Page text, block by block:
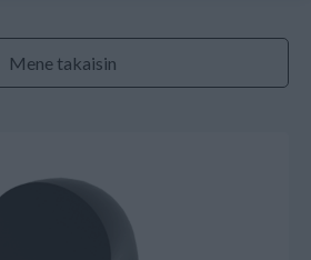
Mene takaisin